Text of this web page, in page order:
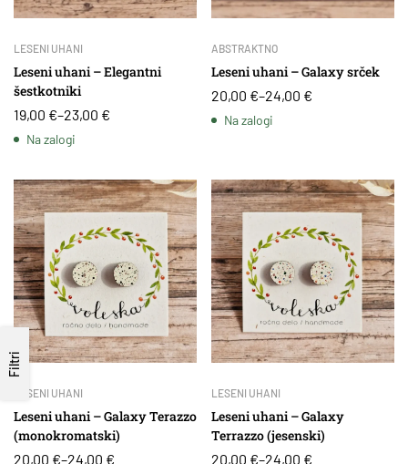
Filtri
LESENI UHANI
Leseni uhani – Elegantni
šestkotniki
19,00 €–23,00 €
Na zalogi
ABSTRAKTNO
Leseni uhani – Galaxy srček
20,00 €–24,00 €
Na zalogi
LESENI UHANI
Leseni uhani – Galaxy Terazzo
(monokromatski)
20,00 €–24,00 €
LESENI UHANI
Leseni uhani – Galaxy
Terrazzo (jesenski)
20,00 €–24,00 €